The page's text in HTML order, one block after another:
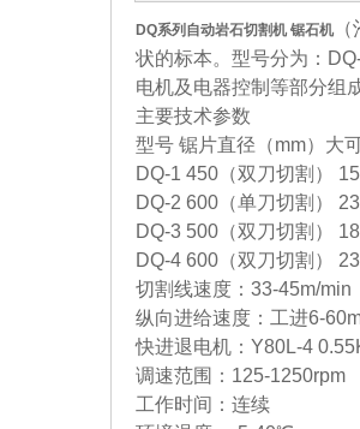
DQ系列 自动岩石切割机 锯石机
状的标本。型号分为：
电机及电器控制等部分组
主要技术参数
型号 锯片直径（mm）大
DQ-1 450（双刀切割）
DQ-2 600（单刀切割）
DQ-3 500（双刀切割）
DQ-4 600（双刀切割）
切割线速度：33-45m/min
纵向进给速度：工进6-
快进退电机：Y80L-4
调速范围：125-1250rpm
工作时间：连续